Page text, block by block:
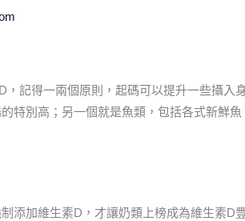
記得一兩個原則，起碼可以提升一些攝入
特別高；另一個就是魚類，包括各式新鮮
添加維生素D，才讓奶類上榜成為維生素D